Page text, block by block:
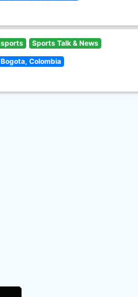
sports Sports Talk & News
Bogota, Colombia